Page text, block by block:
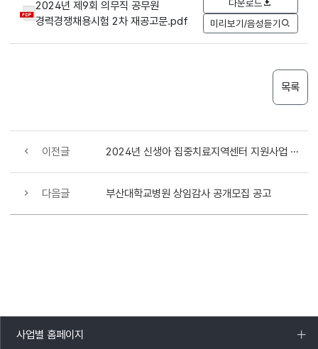
2024년 제9회 의무직 공무원
경력경쟁채용시험 2차 재공고문.pdf
다운로드
미리보기/음성듣기
목록
이전글 2024년 신생아 집중치료지역센터 지원사업 참여기관 선정 안내
다음글 부산대학교병원 상임감사 공개모집 공고
사업별 홈페이지
목록